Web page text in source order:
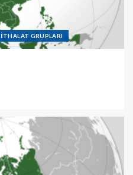
İTHALAT GRUPLARI